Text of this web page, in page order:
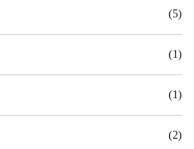
(5)
(1)
(1)
(2)